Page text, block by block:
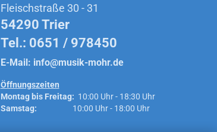
Fleischstraße 30 - 31
54290 Trier
Tel.: 0651 / 978450
E-Mail: info@musik-mohr.de
Öffnungszeiten
Montag bis Freitag: 10:00 Uhr - 18:30 Uhr
Samstag: 10:00 Uhr - 18:00 Uhr